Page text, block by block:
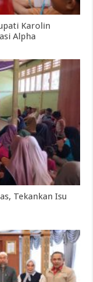
Karolin
Alpha
Tekankan Isu